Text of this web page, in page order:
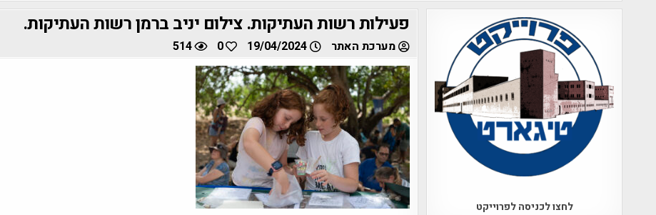
פעילות רשות העתיקות. צילום יניב ברמן רשות העתיקות.
מערכת האתר 19/04/2024
0
514
לחצו לכניסה לפרוייקט